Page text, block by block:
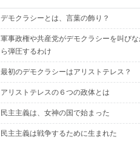
デモクラシーとは、言葉の飾り？
軍事政権や共産党がデモクラシーを叫び
ら弾圧するわけ
最初のデモクラシーはアリストテレス？
アリストテレスの６つの政体とは
民主主義は、女神の国で始まった
民主主義は戦争するために生まれた